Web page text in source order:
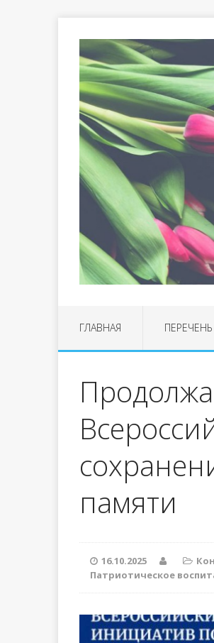
ГЛАВНАЯ
памяти
16.10.2025
Патриотическое